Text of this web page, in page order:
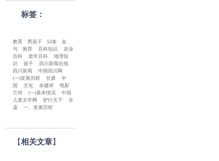
标签：
教育 男孩子 52条
金
句
推荐 百科知识
农业
百科
老年百科
地理知
识
孩子
四川新闻在线
四川新闻
中国四川网
(一)发展历程
甘肃
中
国
文化 余建祥
电影
兰州
(一)基本情况
中国
儿童文学网
驴行天下
非
遗
一、发展历程
【相关文章】